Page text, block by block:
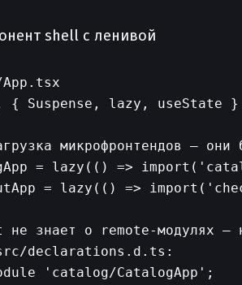
shell с ленивой
{ Suspense, lazy,
микрофронтендов — они
= lazy(() =>
= lazy(() =>
знает о remote-модулях —
declarations.d.ts:
'catalog/CatalogApp';